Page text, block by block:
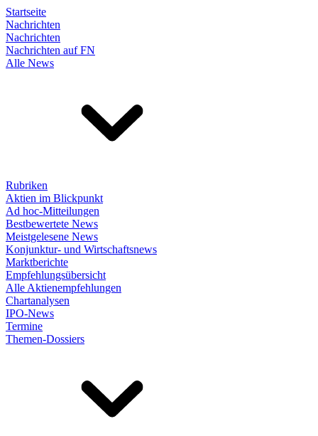
Startseite
Nachrichten
Nachrichten
Nachrichten auf FN
Alle News
Rubriken
Aktien im Blickpunkt
Ad hoc-Mitteilungen
Bestbewertete News
Meistgelesene News
Konjunktur- und Wirtschaftsnews
Marktberichte
Empfehlungsübersicht
Alle Aktienempfehlungen
Chartanalysen
IPO-News
Termine
Themen-Dossiers